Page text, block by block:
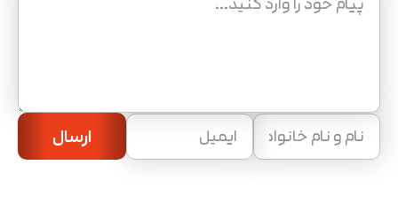
ارسال